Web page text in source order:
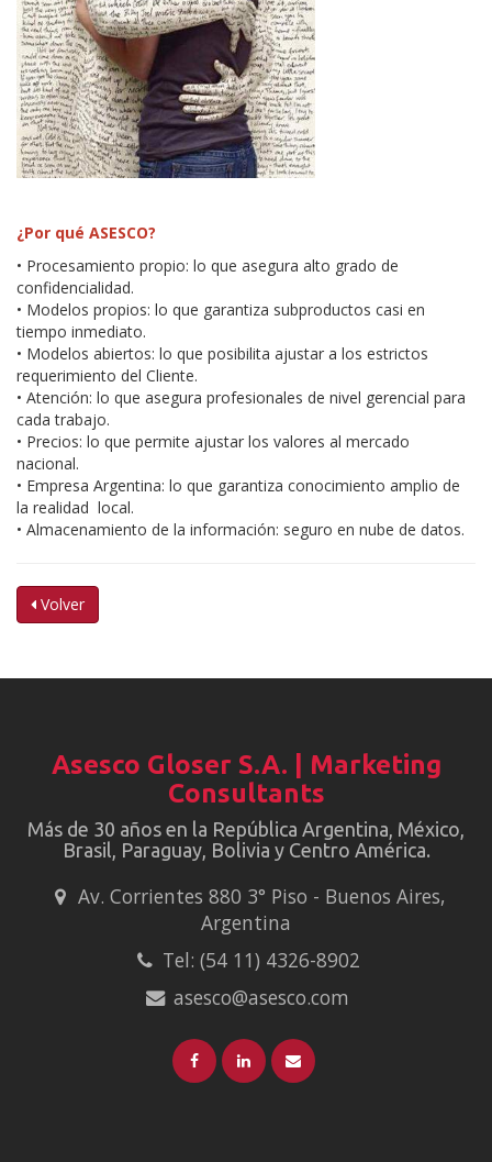
¿Por qué ASESCO?
• Procesamiento propio: lo que asegura alto grado de
confidencialidad.
• Modelos propios: lo que garantiza subproductos casi en
tiempo inmediato.
• Modelos abiertos: lo que posibilita ajustar a los estrictos
requerimiento del Cliente.
• Atención: lo que asegura profesionales de nivel gerencial para
cada trabajo.
• Precios: lo que permite ajustar los valores al mercado
nacional.
• Empresa Argentina: lo que garantiza conocimiento amplio de
la realidad local.
• Almacenamiento de la información: seguro en nube de datos.
Volver
Asesco Gloser S.A. | Marketing
Consultants
Más de 30 años en la República Argentina, México,
Brasil, Paraguay, Bolivia y Centro América.
Av. Corrientes 880 3° Piso - Buenos Aires,
Argentina
Tel: (54 11) 4326-8902
asesco@asesco.com